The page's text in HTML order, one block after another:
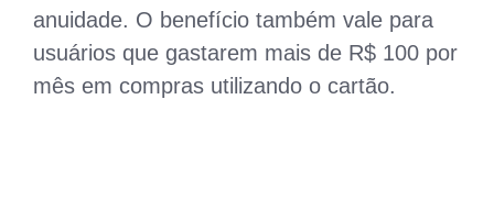
anuidade. O benefício também vale para
usuários que gastarem mais de R$ 100 por
mês em compras utilizando o cartão.